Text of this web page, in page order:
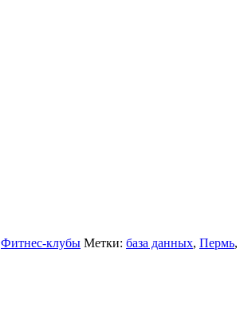
Фитнес-клубы Метки: база данных, Пермь,